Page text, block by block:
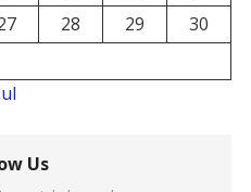
28 29
30
Us